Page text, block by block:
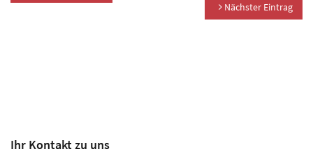
Nächster Eintrag
Ihr Kontakt zu uns